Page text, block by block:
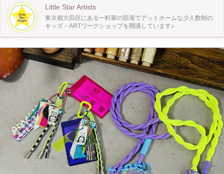
Little Star Artists
東京都大田区にある一軒家の部屋でアットホームな少人数制の
キッズ・ARTワークショップを開講しています♪